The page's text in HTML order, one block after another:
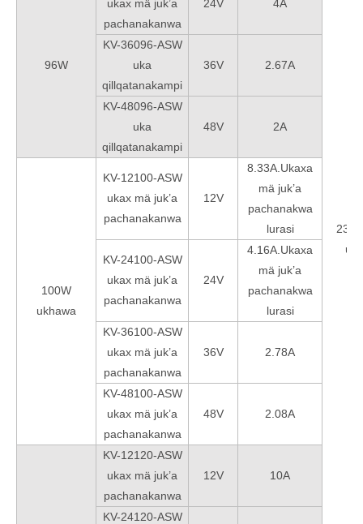
96W
ukax mä juk’a
pachanakanwa
24V 4A
KV-36096-ASW
uka
qillqatanakampi
36V 2.67A
KV-48096-ASW
uka
qillqatanakampi
48V 2A
100W
ukhawa
KV-12100-ASW
ukax mä juk’a
pachanakanwa
12V
8.33A.Ukaxa
mä juk’a
pachanakwa
lurasi
KV-24100-ASW
ukax mä juk’a
pachanakanwa
24V
4.16A.Ukaxa
mä juk’a
pachanakwa
lurasi
KV-36100-ASW
ukax mä juk’a
pachanakanwa
36V 2.78A
KV-48100-ASW
ukax mä juk’a
pachanakanwa
48V 2.08A
KV-12120-ASW
ukax mä juk’a
pachanakanwa
12V 10A
KV-24120-ASW